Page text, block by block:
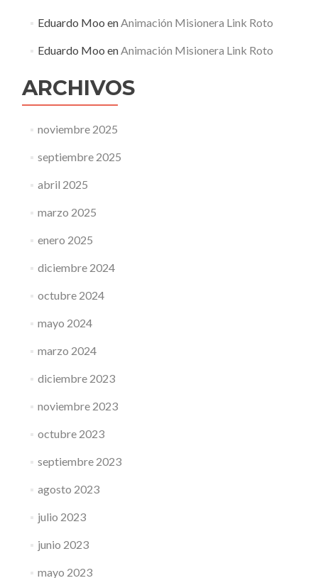
Eduardo Moo enAnimación Misionera Link Roto
Eduardo Moo enAnimación Misionera Link Roto
ARCHIVOS
noviembre 2025
septiembre 2025
abril 2025
marzo 2025
enero 2025
diciembre 2024
octubre 2024
mayo 2024
marzo 2024
diciembre 2023
noviembre 2023
octubre 2023
septiembre 2023
agosto 2023
julio 2023
junio 2023
mayo 2023